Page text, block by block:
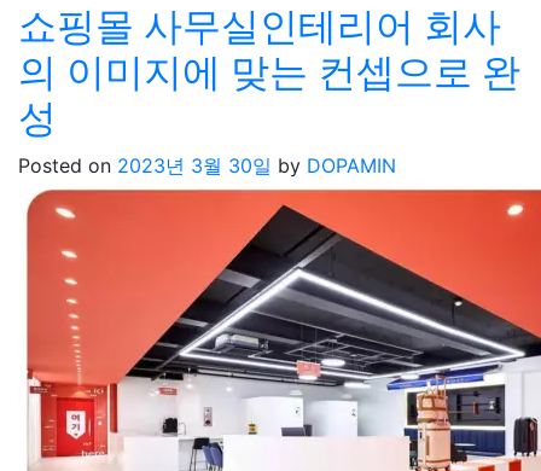
쇼핑몰 사무실인테리어 회사
의 이미지에 맞는 컨셉으로 완
성
Posted on 2023년 3월 30일 by DOPAMIN